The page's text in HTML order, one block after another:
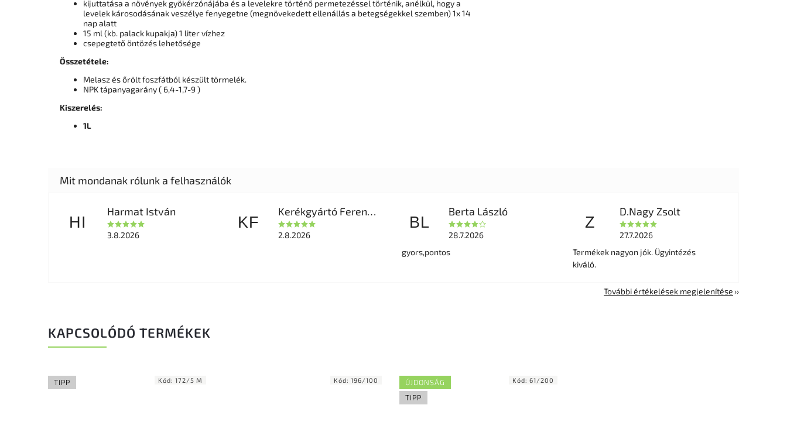
kijuttatása a növények gyökérzónájába és a levelekre történő permetezéssel történik, anélkül, hogy a
levelek károsodásának veszélye fenyegetne (megnövekedett ellenállás a betegségekkel szemben) 1x 14
nap alatt
15 ml (kb. palack kupakja) 1 liter vízhez
csepegtető öntözés lehetősége
Összetétele:
Melasz és őrölt foszfátból készült törmelék.
NPK tápanyagarány ( 6,4-1,7-9 )
Kiszerelés:
1L
HI
Harmat István
3.8.2026
KF
Kerékgyártó Ferencné
2.8.2026
BL
Berta László
28.7.2026
gyors,pontos
Z
D.Nagy Zsolt
27.7.2026
Termékek nagyon jók. Ügyintézés
kiváló.
További értékelések megjelenítése
KAPCSOLÓDÓ TERMÉKEK
TIPP Kód: 172/5 M Kód: 196/100
ÚJDONSÁG
TIPP
Kód: 61/200